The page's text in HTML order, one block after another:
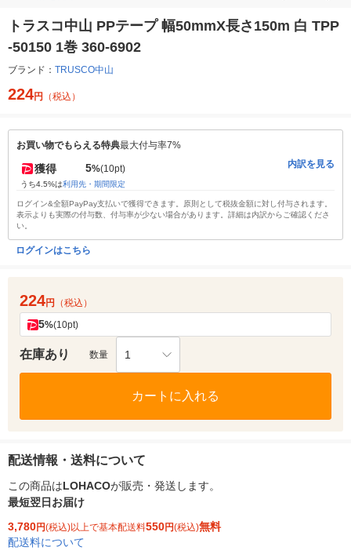
トラスコ中山 PPテープ 幅50mmX長さ150m 白 TPP
-50150 1巻 360-6902
ブランド： TRUSCO中山
224円 （税込）
お買い物でもらえる特典最大付与率7%
獲得 5%(10pt)
うち4.5%は利用先・期間限定
内訳を見る
ログイン&全額PayPay支払いで獲得できます。原則として税抜金額に対し付与されます。
表示よりも実際の付与数、付与率が少ない場合があります。詳細は内訳からご確認くださ
い。
ログインはこちら
224円 （税込）
5%(10pt)
在庫あり 数量 1
カートに入れる
配送情報・送料について
この商品はLOHACOが販売・発送します。
最短翌日お届け
3,780円(税込)以上で基本配送料550円(税込)無料
配送料について